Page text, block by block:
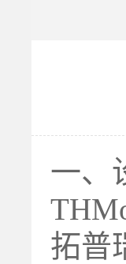
一、
拓普